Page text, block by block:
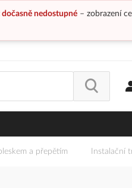
nedostupné– zobrazení
a přepětím Instalační